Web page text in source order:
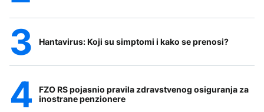
Hantavirus: Koji su simptomi i kako se prenosi?
FZO RS pojasnio pravila zdravstvenog osiguranja za
inostrane penzionere